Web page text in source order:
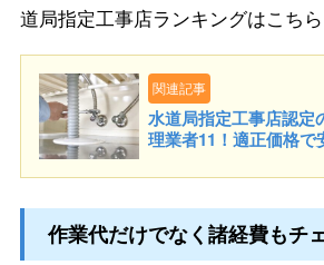
道局指定工事店ランキングはこちら
関連記事
水道局指定工事店認定
理業者11！適正価格で
作業代だけでなく諸経費もチ